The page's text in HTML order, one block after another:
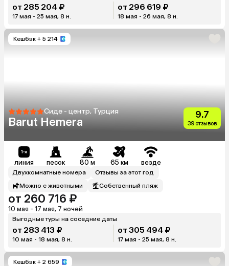
от 285 204 ₽
17 мая - 25 мая, 8 н.
от 296 619 ₽
18 мая - 26 мая, 8 н.
Кешбэк + 5 214
Сиде - центр, Турция
Barut Hemera
9.7
39 отзывов
линия песок 80 м 65 км везде
Двухкомнатные номера
Отзывы за этот год
Можно с животными
Собственный пляж
от 260 716 ₽
10 мая - 17 мая, 7 ночей
Выгодные туры на соседние даты
от 283 413 ₽
10 мая - 18 мая, 8 н.
от 305 494 ₽
17 мая - 25 мая, 8 н.
Кешбэк + 2 659